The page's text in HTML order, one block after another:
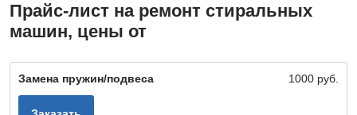
Прайс-лист на ремонт стиральных
машин, цены от
Замена пружин/подвеса 1000 руб.